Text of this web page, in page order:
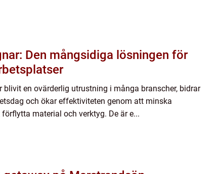
Den mångsidiga lösningen för
blivit en ovärderlig utrustning i många branscher, bidrar
och ökar effektiviteten genom att minska
material och verktyg. De är e...